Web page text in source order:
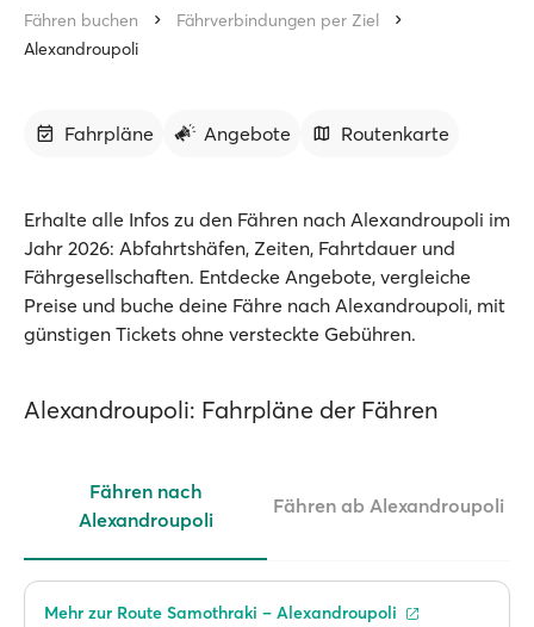
Fähren buchen
Fährverbindungen per Ziel
Alexandroupoli
Fahrpläne Angebote Routenkarte
Erhalte alle Infos zu den Fähren nach Alexandroupoli im
Jahr 2026: Abfahrtshäfen, Zeiten, Fahrtdauer und
Fährgesellschaften. Entdecke Angebote, vergleiche
Preise und buche deine Fähre nach Alexandroupoli, mit
günstigen Tickets ohne versteckte Gebühren.
Alexandroupoli: Fahrpläne der Fähren
Fähren nach
Alexandroupoli
Fähren ab Alexandroupoli
Mehr zur Route Samothraki – Alexandroupoli